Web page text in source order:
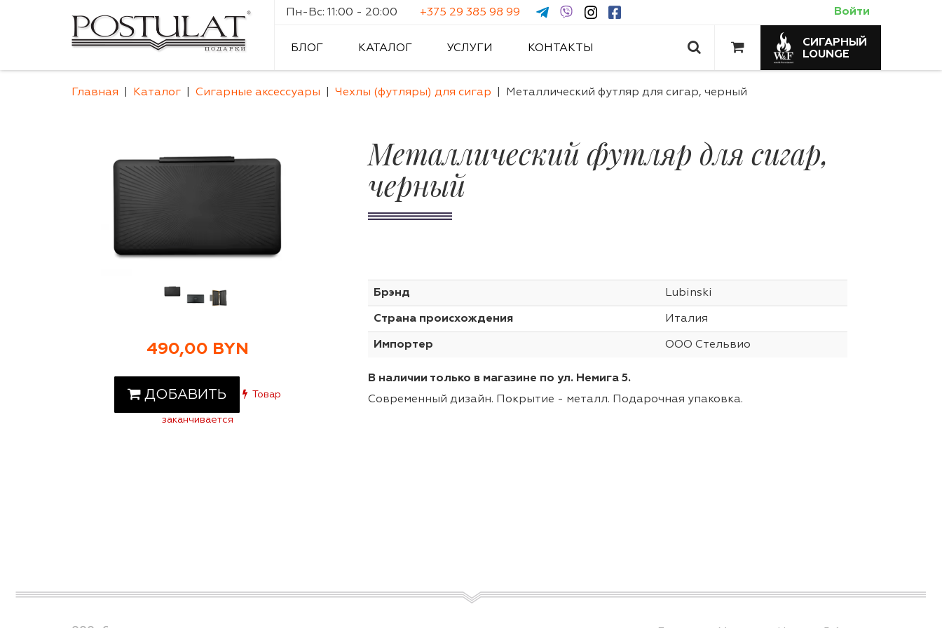
Пн-Вс: 11:00 - 20:00 +375 29 385 98 99 Войти
БЛОГ КАТАЛОГ УСЛУГИ КОНТАКТЫ
СИГАРНЫЙ
LOUNGE
Главная Каталог Сигарные аксессуары Чехлы (футляры) для сигар Металлический футляр для сигар, черный
Металлический футляр для сигар,
черный
490,00 BYN
ДОБАВИТЬ Товар
заканчивается
Брэнд Lubinski
Страна происхождения Италия
Импортер ООО Стельвио
В наличии только в магазине по ул. Немига 5.
Современный дизайн. Покрытие - металл. Подарочная упаковка.